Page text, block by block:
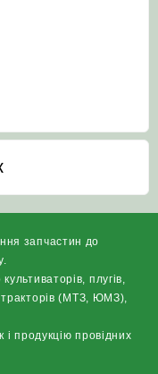
запчастин до
плугів,
тракторів (МТЗ, ЮМЗ),
і продукцію провідних